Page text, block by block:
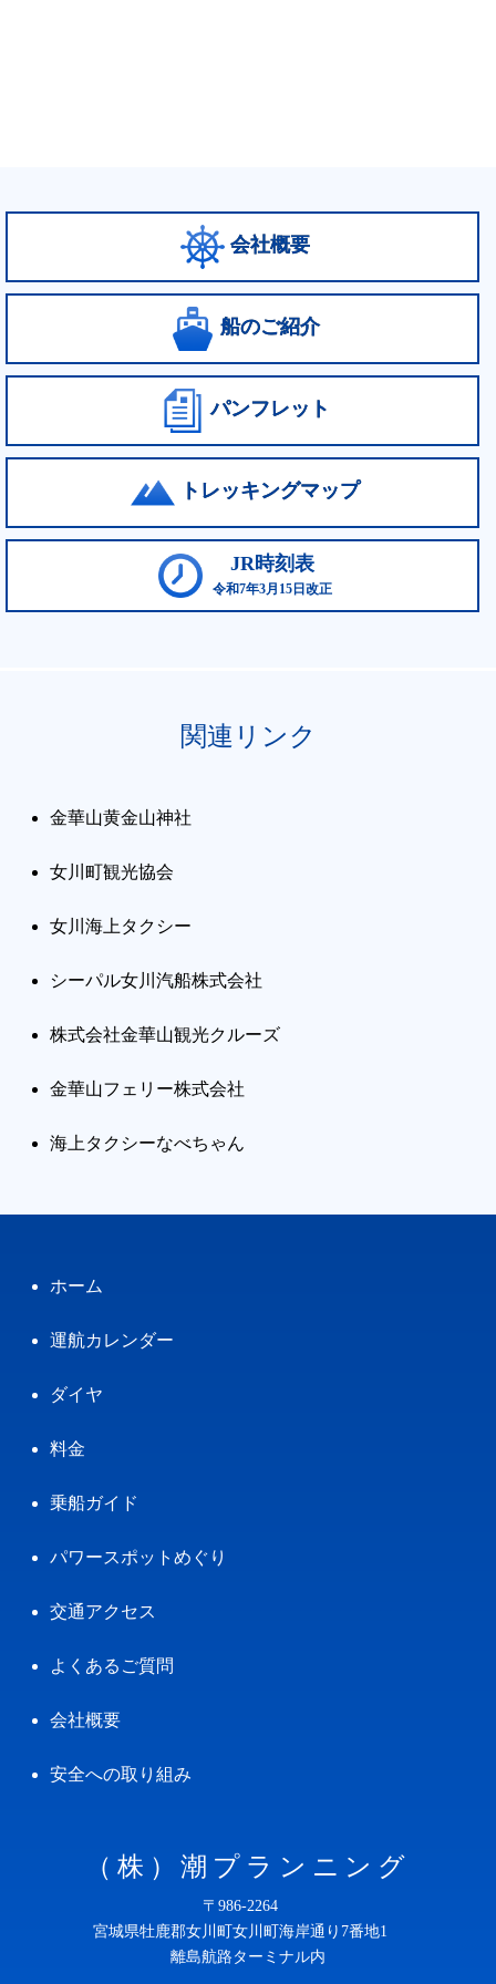
会社概要
船のご紹介
パンフレット
トレッキングマップ
JR時刻表
令和7年3月15日改正
関連リンク
金華山黄金山神社
女川町観光協会
女川海上タクシー
シーパル女川汽船株式会社
株式会社金華山観光クルーズ
金華山フェリー株式会社
海上タクシーなべちゃん
ホーム
運航カレンダー
ダイヤ
料金
乗船ガイド
パワースポットめぐり
交通アクセス
よくあるご質問
会社概要
安全への取り組み
（株）潮プランニング
〒986-2264
宮城県牡鹿郡女川町女川町海岸通り7番地1
離島航路ターミナル内